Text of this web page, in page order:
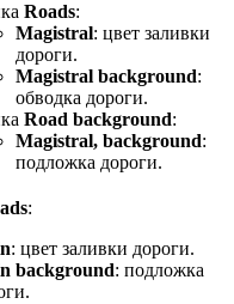
Roads:
Magistral: цвет заливки
дороги.
Magistral background:
обводка дороги.
Road background:
Magistral, background:
подложка дороги.
:
: цвет заливки дороги.
background: подложка